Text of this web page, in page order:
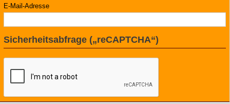
E-Mail-Adresse
Sicherheitsabfrage („reCAPTCHA“)